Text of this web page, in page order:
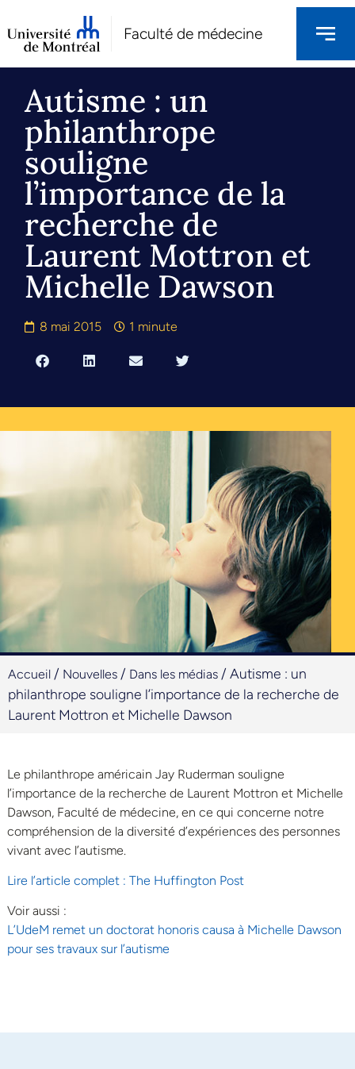
Faculté de médecine
Autisme : un
philanthrope
souligne
l’importance de la
recherche de
Laurent Mottron et
Michelle Dawson
8 mai 2015 1 minute
Accueil / Nouvelles / Dans les médias / Autisme : un
philanthrope souligne l’importance de la recherche de
Laurent Mottron et Michelle Dawson
Le philanthrope américain Jay Ruderman souligne
l’importance de la recherche de Laurent Mottron et Michelle
Dawson, Faculté de médecine, en ce qui concerne notre
compréhension de la diversité d’expériences des personnes
vivant avec l’autisme.
Lire l’article complet : The Huffington Post
Voir aussi :
L’UdeM remet un doctorat honoris causa à Michelle Dawson
pour ses travaux sur l’autisme